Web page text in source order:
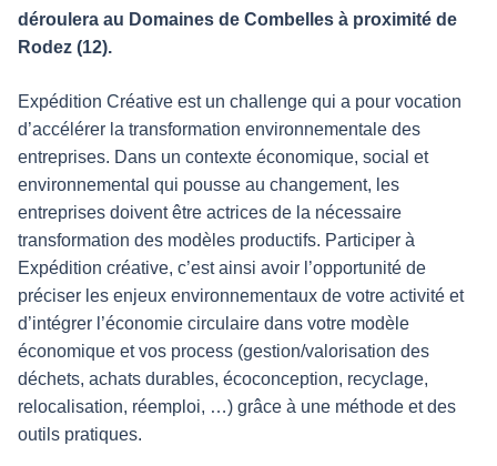
déroulera au Domaines de Combelles à proximité de
Rodez (12).
Expédition Créative est un challenge qui a pour vocation
d’accélérer la transformation environnementale des
entreprises. Dans un contexte économique, social et
environnemental qui pousse au changement, les
entreprises doivent être actrices de la nécessaire
transformation des modèles productifs. Participer à
Expédition créative, c’est ainsi avoir l’opportunité de
préciser les enjeux environnementaux de votre activité et
d’intégrer l’économie circulaire dans votre modèle
économique et vos process (gestion/valorisation des
déchets, achats durables, écoconception, recyclage,
relocalisation, réemploi, …) grâce à une méthode et des
outils pratiques.